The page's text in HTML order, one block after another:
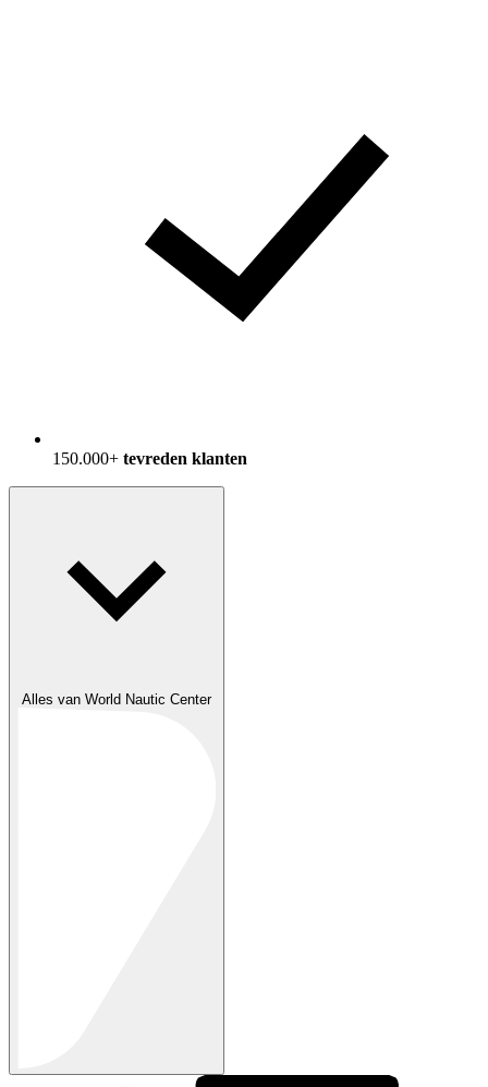
150.000+ tevreden klanten
Alles van World Nautic Center